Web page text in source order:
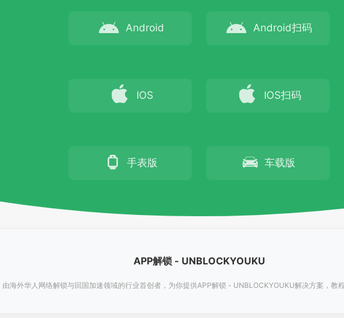
Android Android扫码
IOS IOS扫码
手表版 车载版
APP解锁 - UNBLOCKYOUKU
由海外华人网络解锁与回国加速领域的行业首创者，为你提供APP解锁 - UNBLOCKYOUKU解决方案，教程